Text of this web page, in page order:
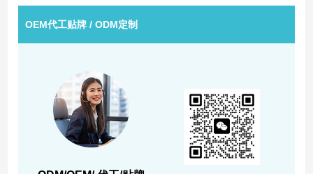
OEM代工贴牌 / ODM定制